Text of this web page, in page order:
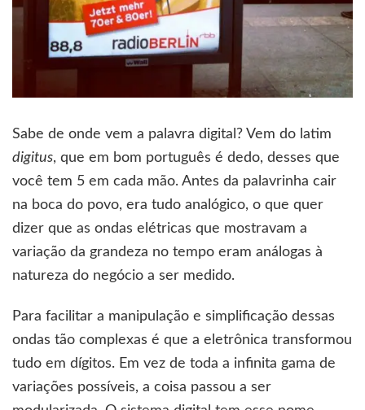
Sabe de onde vem a palavra digital? Vem do latim
digitus, que em bom português é dedo, desses que
você tem 5 em cada mão. Antes da palavrinha cair
na boca do povo, era tudo analógico, o que quer
dizer que as ondas elétricas que mostravam a
variação da grandeza no tempo eram análogas à
natureza do negócio a ser medido.
Para facilitar a manipulação e simplificação dessas
ondas tão complexas é que a eletrônica transformou
tudo em dígitos. Em vez de toda a infinita gama de
variações possíveis, a coisa passou a ser